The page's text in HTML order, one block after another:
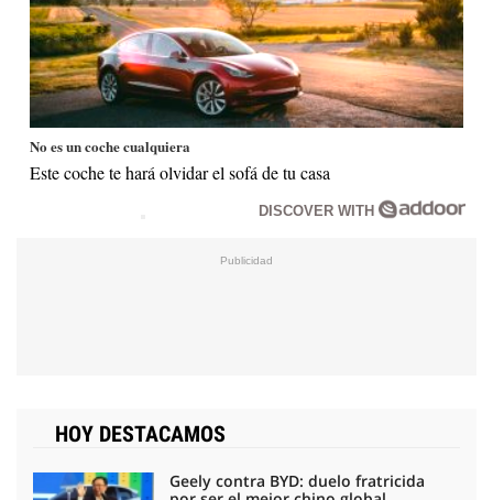
No es un coche cualquiera
Este coche te hará olvidar el sofá de tu casa
DISCOVER WITH
HOY DESTACAMOS
Geely contra BYD: duelo fratricida